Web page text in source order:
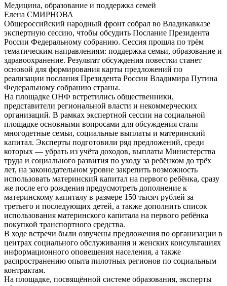
Медицина, образование и поддержка семей
Елена СМИРНОВА
Общероссийский народный фронт собрал во Владикавказе
экспертную сессию, чтобы обсудить Послание Президента
России Федеральному собранию. Сессия прошла по трём
тематическим направлениям: поддержка семьи, образование и
здравоохранение. Результат обсуждения повестки станет
основой для формирования карты предложений по
реализации послания Президента России Владимира Путина
Федеральному собранию страны.
На площадке ОНФ встретились общественники,
представители региональной власти и некоммерческих
организаций. В рамках экспертной сессии на социальной
площадке основными вопросами для обсуждения стали
многодетные семьи, социальные выплаты и материнский
капитал. Эксперты подготовили ряд предложений, среди
которых — убрать из учёта доходов, выплаты Министерства
труда и социального развития по уходу за ребёнком до трёх
лет, на законодательном уровне закрепить возможность
использовать материнский капитал на первого ребёнка, сразу
же после его рождения предусмотреть дополнение к
материнскому капиталу в размере 150 тысяч рублей за
третьего и последующих детей, а также дополнить список
использования материнского капитала на первого ребёнка
покупкой транспортного средства.
В ходе встречи были озвучены предложения по организации в
центрах социального обслуживания и женских консультациях
информационного оповещения населения, а также
распространению опыта пилотных регионов по социальным
контрактам.
На площадке, посвящённой системе образования, эксперты